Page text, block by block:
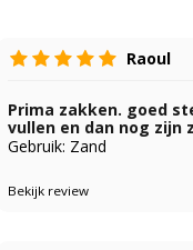
Raoul
Prima zakken. goed
vullen en dan nog zijn
Gebruik: Zand
Bekijk review